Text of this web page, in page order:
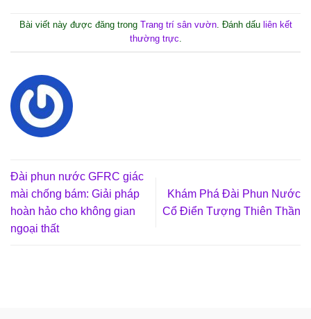
Bài viết này được đăng trong Trang trí sân vườn. Đánh dấu liên kết
thường trực.
Đài phun nước GFRC giác
mài chống bám: Giải pháp
hoàn hảo cho không gian
ngoại thất
Khám Phá Đài Phun Nước
Cổ Điển Tượng Thiên Thần